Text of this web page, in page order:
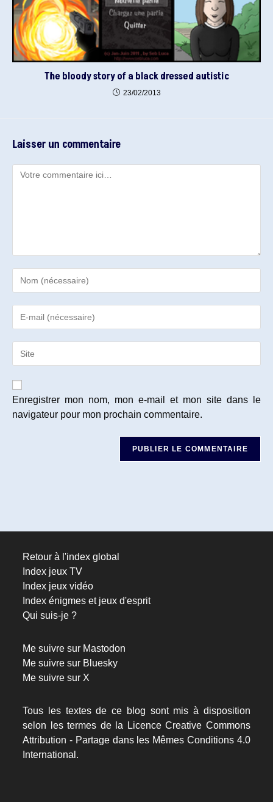
The bloody story of a black dressed autistic
23/02/2013
Laisser un commentaire
Comment
your
username
comment
your
address
l’URL
site
(facultatif)
Enregistrer mon nom, mon e-mail et mon site dans le
navigateur pour mon prochain commentaire.
Retour à l'index global
Index jeux TV
Index jeux vidéo
Index énigmes et jeux d'esprit
Qui suis-je ?
Me suivre sur Mastodon
Me suivre sur Bluesky
Me suivre sur X
Tous les textes de ce blog sont mis à disposition
selon les termes de la
Licence Creative Commons
Attribution - Partage dans les Mêmes Conditions 4.0
International.